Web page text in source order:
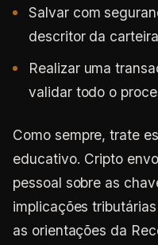
Salvar com
descritor da
Realizar uma
validar todo o
Como sempre, trate
educativo. Cripto
pessoal sobre as
implicações
as orientações da